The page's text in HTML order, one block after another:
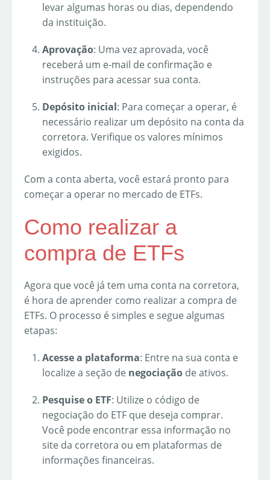
levar algumas horas ou dias, dependendo
da instituição.
Aprovação: Uma vez aprovada, você
receberá um e-mail de confirmação e
instruções para acessar sua conta.
Depósito inicial: Para começar a operar, é
necessário realizar um depósito na conta da
corretora. Verifique os valores mínimos
exigidos.
Com a conta aberta, você estará pronto para
começar a operar no mercado de ETFs.
Como realizar a
compra de ETFs
Agora que você já tem uma conta na corretora,
é hora de aprender como realizar a compra de
ETFs. O processo é simples e segue algumas
etapas:
Acesse a plataforma: Entre na sua conta e
localize a seção de negociação de ativos.
Pesquise o ETF: Utilize o código de
negociação do ETF que deseja comprar.
Você pode encontrar essa informação no
site da corretora ou em plataformas de
informações financeiras.